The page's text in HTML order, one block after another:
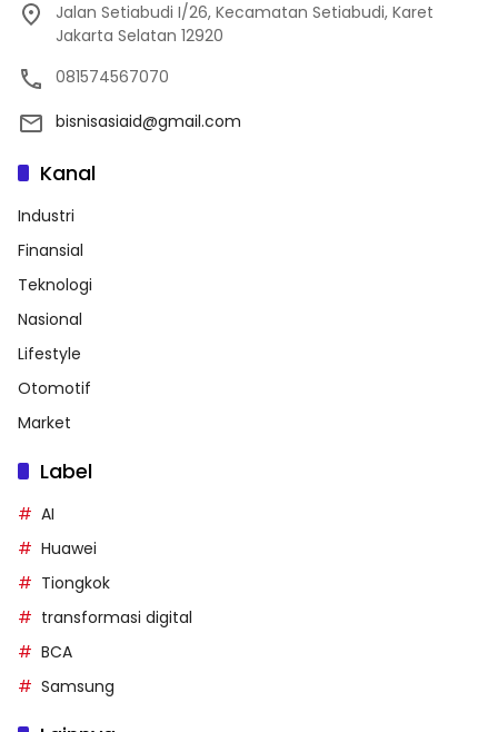
Jalan Setiabudi I/26, Kecamatan Setiabudi, Karet
Jakarta Selatan 12920
081574567070
bisnisasiaid@gmail.com
Kanal
Industri
Finansial
Teknologi
Nasional
Lifestyle
Otomotif
Market
Label
AI
Huawei
Tiongkok
transformasi digital
BCA
Samsung